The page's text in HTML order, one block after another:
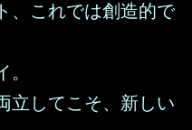
、これでは創造的で
立してこそ、新しい